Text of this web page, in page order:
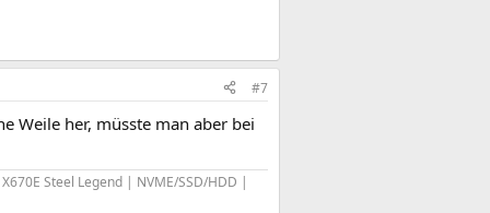
#7
Weile her, müsste man aber bei
Steel Legend | NVME/SSD/HDD |